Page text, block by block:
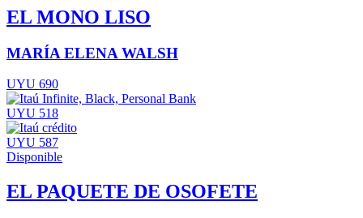
EL MONO LISO
MARÍA ELENA WALSH
UYU 690
UYU 518
UYU 587
Disponible
EL PAQUETE DE OSOFETE